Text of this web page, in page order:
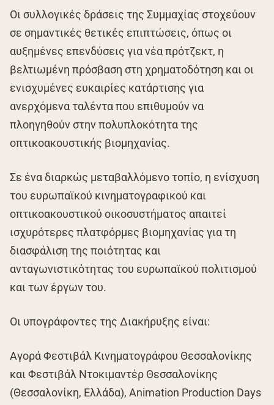
Οι συλλογικές δράσεις της Συμμαχίας στοχεύουν
σε σημαντικές θετικές επιπτώσεις, όπως οι
αυξημένες επενδύσεις για νέα πρότζεκτ, η
βελτιωμένη πρόσβαση στη χρηματοδότηση και οι
ενισχυμένες ευκαιρίες κατάρτισης για
ανερχόμενα ταλέντα που επιθυμούν να
πλοηγηθούν στην πολυπλοκότητα της
οπτικοακουστικής βιομηχανίας.
Σε ένα διαρκώς μεταβαλλόμενο τοπίο, η ενίσχυση
του ευρωπαϊκού κινηματογραφικού και
οπτικοακουστικού οικοσυστήματος απαιτεί
ισχυρότερες πλατφόρμες βιομηχανίας για τη
διασφάλιση της ποιότητας και
ανταγωνιστικότητας του ευρωπαϊκού πολιτισμού
και των έργων του.
Οι υπογράφοντες της Διακήρυξης είναι:
Αγορά Φεστιβάλ Κινηματογράφου Θεσσαλονίκης
και Φεστιβάλ Ντοκιμαντέρ Θεσσαλονίκης
(Θεσσαλονίκη, Ελλάδα), Animation Production Days